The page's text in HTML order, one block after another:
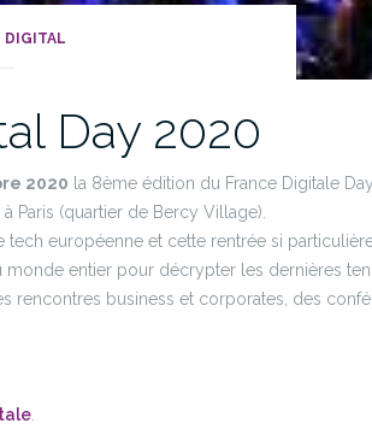
DIGITAL
Day 2020
2020 la 8ème édition du France Digitale
Paris (quartier de Bercy Village).
européenne et cette rentrée si
entier pour décrypter les dernières
business et corporates, des
.